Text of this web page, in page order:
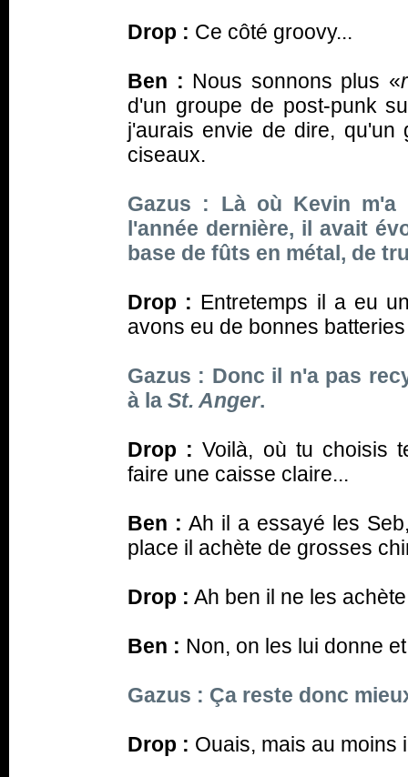
Drop : Ce côté groovy...
Ben : Nous sonnons plus «
d'un groupe de post-punk
j'aurais envie de dire,
ciseaux.
Gazus : Là où Kevin m'a
l'année dernière, il avait
base de fûts en métal, de
Drop : Entretemps il a eu
avons eu de bonnes
Gazus : Donc il n'a pas
à la St. Anger.
Drop : Voilà, où tu choisis
faire une caisse claire...
Ben : Ah il a essayé les
place il achète de grosses
Drop : Ah ben il ne les
Ben : Non, on les lui donne
Gazus : Ça reste donc
Drop : Ouais, mais au moins